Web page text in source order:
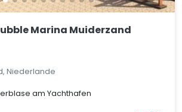
Marina Muiderzand
Niederlande
am Yachthafen